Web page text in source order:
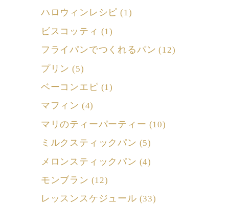
ハロウィンレシピ (1)
ビスコッティ (1)
フライパンでつくれるパン (12)
プリン (5)
ベーコンエピ (1)
マフィン (4)
マリのティーパーティー (10)
ミルクスティックパン (5)
メロンスティックパン (4)
モンブラン (12)
レッスンスケジュール (33)